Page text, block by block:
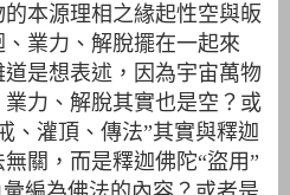
本源理相之緣起性空與皈
業力、解脫擺在一起來
是想表述，因為宇宙萬物
力、解脫其實也是空？或
、灌頂、傳法”其實與釋迦
關，而是釋迦佛陀“盜用”